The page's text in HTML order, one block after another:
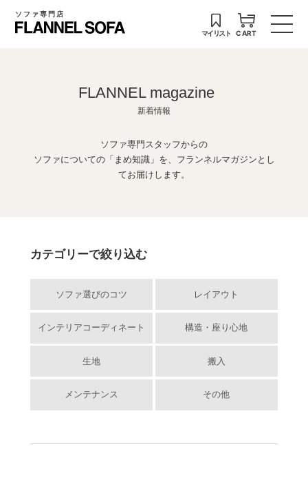
ソファ専門店
マイリスト CART
FLANNEL magazine
新着情報
ソファ専門スタッフからの
ソファについての「まめ知識」を、フランネルマガジンとし
てお届けします。
カテゴリーで絞り込む
ソファ選びのコツ レイアウト
インテリアコーディネート 構造・座り心地
生地 搬入
メンテナンス その他